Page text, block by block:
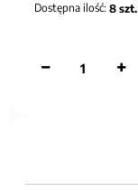
Dostępna ilość: 8 szt.